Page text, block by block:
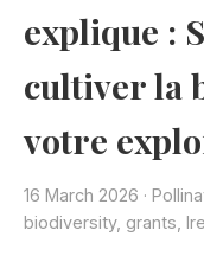
explique :
cultiver la
votre
16 March 2026 ·
biodiversity, grants,